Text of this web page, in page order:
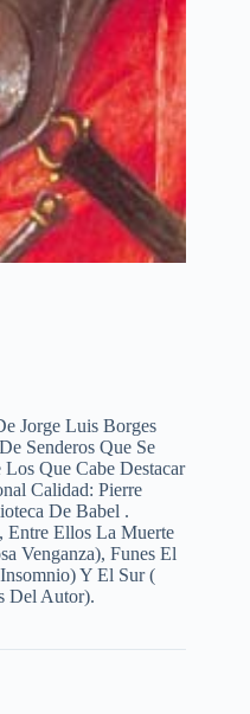
Jorge Luis Borges
Senderos Que Se
Que Cabe Destacar
Calidad: Pierre
De Babel .
Entre Ellos La Muerte
Venganza), Funes El
Y El Sur (
Del Autor).